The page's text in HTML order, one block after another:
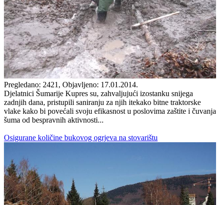
Pregledano: 2421, Objavljeno: 17.01.2014.
Djelatnici Šumarije Kupres su, zahvaljujući izostanku snijega
zadnjih dana, pristupili saniranju za njih itekako bitne traktorske
vlake kako bi povećali svoju efikasnost u poslovima zaštite i čuvanja
šuma od bespravnih aktivnosti...
Osigurane količine bukovog ogrjeva na stovarištu